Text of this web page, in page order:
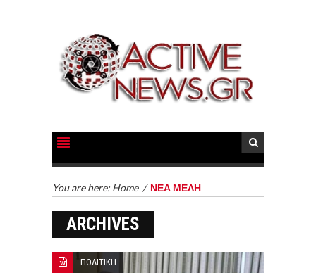
You are here: Home / ΝΕΑ ΜΕΛΗ
ARCHIVES
ΠΟΛΙΤΙΚΗ